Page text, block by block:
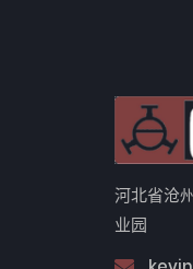
河北省沧
业园